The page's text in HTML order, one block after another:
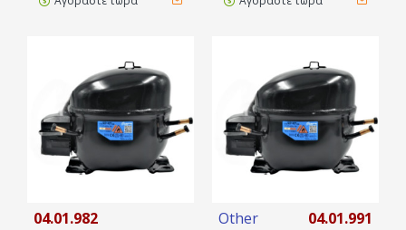
04.01.982
Other
04.01.991